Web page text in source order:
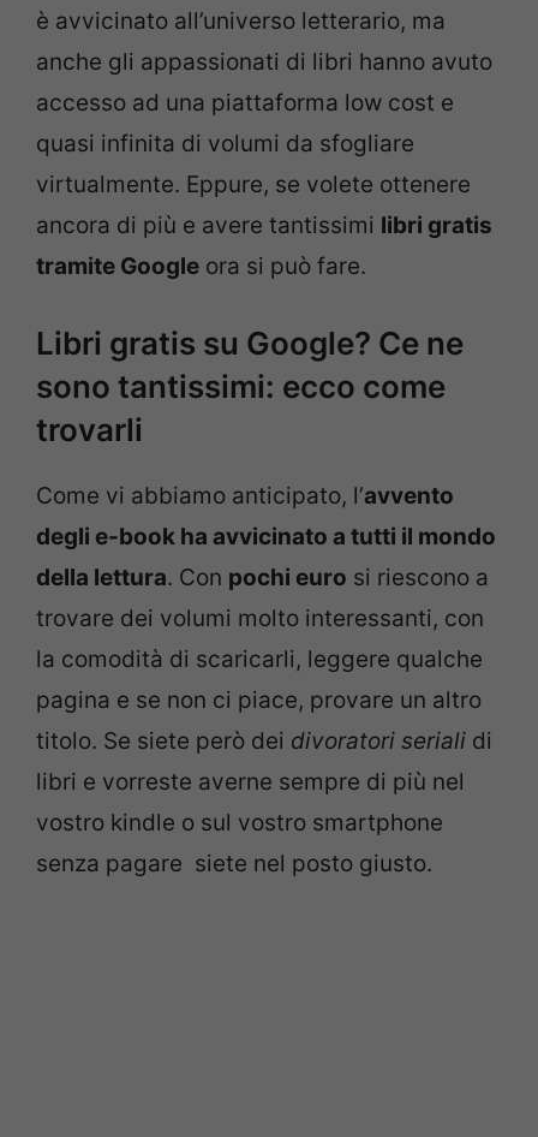
è avvicinato all’universo letterario, ma
anche gli appassionati di libri hanno avuto
accesso ad una piattaforma low cost e
quasi infinita di volumi da sfogliare
virtualmente. Eppure, se volete ottenere
ancora di più e avere tantissimi libri gratis
tramite Google ora si può fare.
Libri gratis su Google? Ce ne
sono tantissimi: ecco come
trovarli
Come vi abbiamo anticipato, l’avvento
degli e-book ha avvicinato a tutti il mondo
della lettura. Con pochi euro si riescono a
trovare dei volumi molto interessanti, con
la comodità di scaricarli, leggere qualche
pagina e se non ci piace, provare un altro
titolo. Se siete però dei divoratori seriali di
libri e vorreste averne sempre di più nel
vostro kindle o sul vostro smartphone
senza pagare siete nel posto giusto.